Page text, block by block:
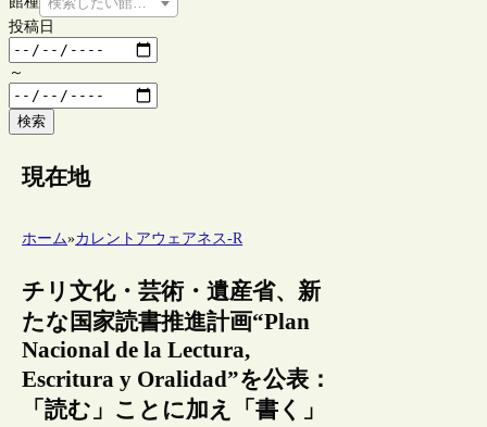
投稿日
～
検索
現在地
ホーム»カレントアウェアネス-R
チリ文化・芸術・遺産省、新
たな国家読書推進計画“Plan
Nacional de la Lectura,
Escritura y Oralidad”を公表：
「読む」ことに加え「書く」